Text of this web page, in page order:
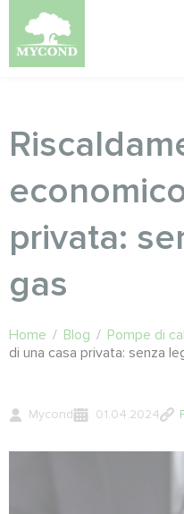
privata:
gas
Home / Blog / Pompe di
di una casa privata: senza
Mycond 01.04.2024